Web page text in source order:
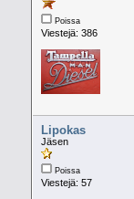
Poissa
Viestejä: 386
Lipokas
Jäsen
Poissa
Viestejä: 57